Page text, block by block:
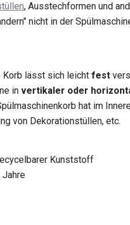
, Ausstechformen und
nicht in der
Korb lässt sich leicht fest
in vertikaler oder
hat im
von Dekorationstüllen, etc.
Kunststoff
Jahre